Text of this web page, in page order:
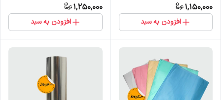
1,150,000
افزودن به سبد
1,250,000
افزودن به سبد